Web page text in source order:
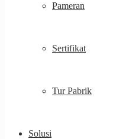
Pameran
Sertifikat
Tur Pabrik
Solusi